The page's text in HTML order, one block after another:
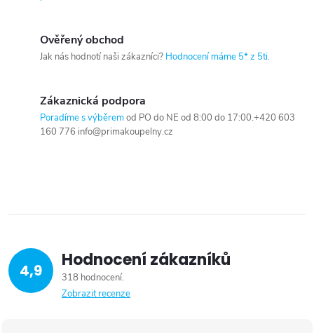
Ověřený obchod
Jak nás hodnotí naši zákazníci? Hodnocení máme 5* z 5ti.
Zákaznická podpora
Poradíme s výběremod PO do NE od 8:00 do 17:00.+420 603
160 776 info@primakoupelny.cz
4,9 Hodnocení zákazníků
318 hodnocení
Zobrazit recenze